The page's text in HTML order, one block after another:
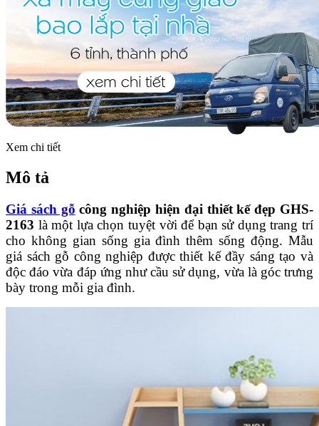
Xem chi tiết
Mô tả
Giá sách gỗ công nghiệp hiện đại thiết kế đẹp GHS-
2163 là một lựa chọn tuyệt vời để bạn sử dụng trang trí
cho không gian sống gia đình thêm sống động. Mẫu
giá sách gỗ công nghiệp được thiết kế đầy sáng tạo và
độc đáo vừa đáp ứng như cầu sử dụng, vừa là góc trưng
bày trong mỗi gia đình.